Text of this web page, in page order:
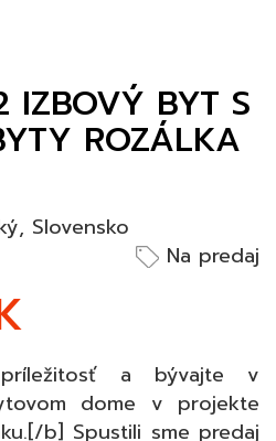
IZBOVÝ BYT S
ROZÁLKA
Slovensko
Na predaj
a bývajte v
dome v projekte
predaj